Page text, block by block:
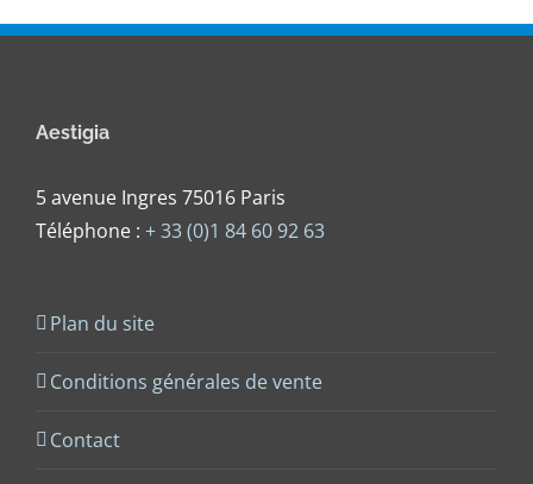
Aestigia
5 avenue Ingres 75016 Paris
Téléphone : + 33 (0)1 84 60 92 63
Plan du site
Conditions générales de vente
Contact